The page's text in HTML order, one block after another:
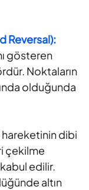
Reversal):
gösteren
Noktaların
olduğunda
hareketinin dibi
çekilme
edilir.
altın